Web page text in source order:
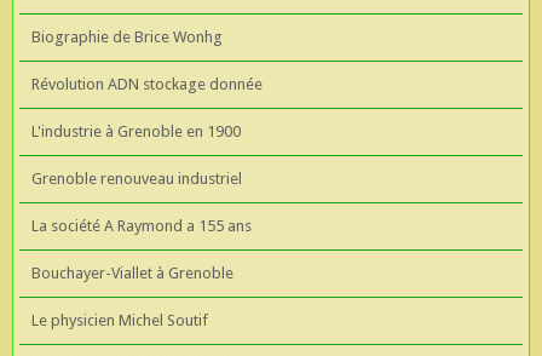
Biographie de Brice Wonhg
Révolution ADN stockage donnée
L'industrie à Grenoble en 1900
Grenoble renouveau industriel
La société A Raymond a 155 ans
Bouchayer-Viallet à Grenoble
Le physicien Michel Soutif